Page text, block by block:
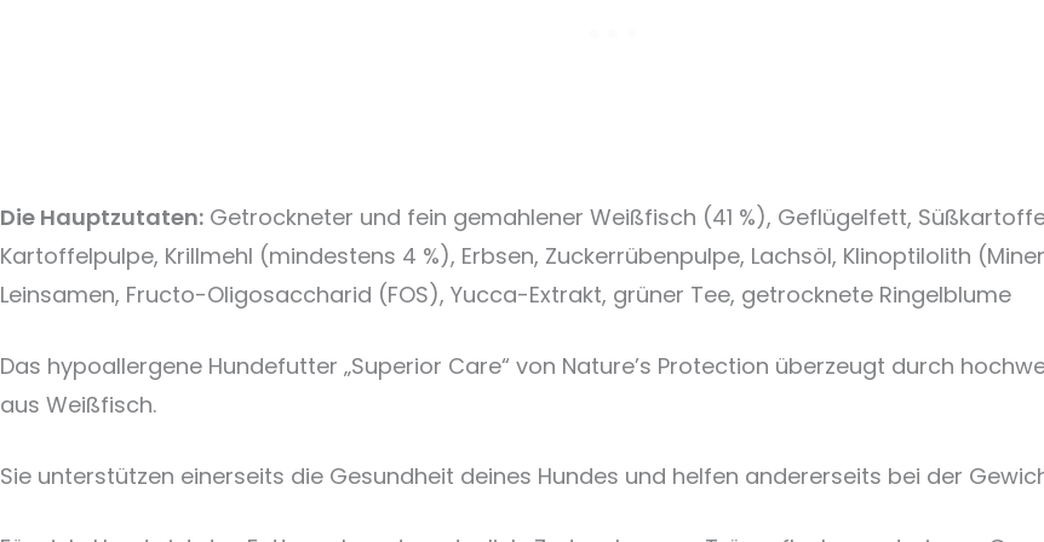
Die Hauptzutaten: Getrockneter und fein gemahlener Weißfisch (41 %), Geflügelfett,
Kartoffelpulpe, Krillmehl (mindestens 4 %), Erbsen, Zuckerrübenpulpe, Lachsöl, Klinoptilolith
Leinsamen, Fructo-Oligosaccharid (FOS), Yucca-Extrakt, grüner Tee, getrocknete Ringelblume
Das hypoallergene Hundefutter „Superior Care“ von Nature’s Protection überzeugt durch
aus Weißfisch.
Sie unterstützen einerseits die Gesundheit deines Hundes und helfen andererseits bei der